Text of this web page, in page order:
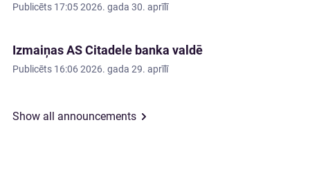
Publicēts 17:05 2026. gada 30. aprīlī
Izmaiņas AS Citadele banka valdē
Publicēts 16:06 2026. gada 29. aprīlī
Show all announcements